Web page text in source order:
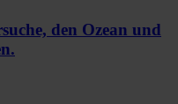
den Ozean und